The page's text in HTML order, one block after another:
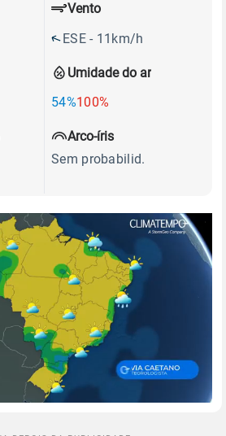
Umidade do ar
54%100%
Vento
ESE - 11km/h
Arco-íris
Sem probabilid.